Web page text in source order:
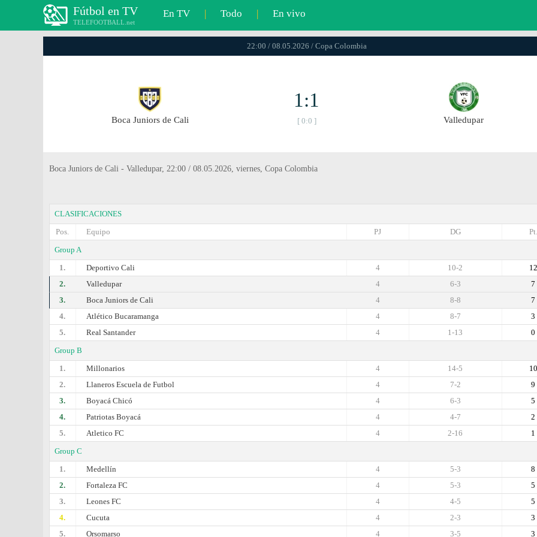
Fútbol en TV
TELEFOOTBALL.net
En TV | Todo | En vivo
22:00 / 08.05.2026 / Copa Colombia
Boca Juniors de Cali
1:1
[ 0:0 ] Valledupar
Boca Juniors de Cali - Valledupar, 22:00 / 08.05.2026, viernes, Copa Colombia
CLASIFICACIONES
Pos.
Equipo Pt.
DG
PJ
Group A
1.
Deportivo Cali 12
10-2
4
2.
Valledupar 7
6-3
4
3.
Boca Juniors de Cali 7
8-8
4
4.
Atlético Bucaramanga 3
8-7
4
5.
Real Santander 0
1-13
4
Group B
1.
Millonarios 10
14-5
4
2.
Llaneros Escuela de Futbol 9
7-2
4
3.
Boyacá Chicó 5
6-3
4
4.
Patriotas Boyacá 2
4-7
4
5.
Atletico FC 1
2-16
4
Group C
1.
Medellín 8
5-3
4
2.
Fortaleza FC 5
5-3
4
3.
Leones FC 5
4-5
4
4.
Cucuta 3
2-3
4
5.
Orsomarso 3
3-5
4